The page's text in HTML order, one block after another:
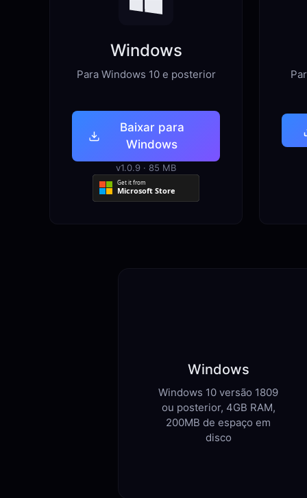
Windows
Para Windows 10 e posterior
Baixar para
Windows
v1.0.9 · 85 MB
Get it from
Microsoft Store
Windows
Windows 10 versão 1809
ou posterior, 4GB RAM,
200MB de espaço em
disco